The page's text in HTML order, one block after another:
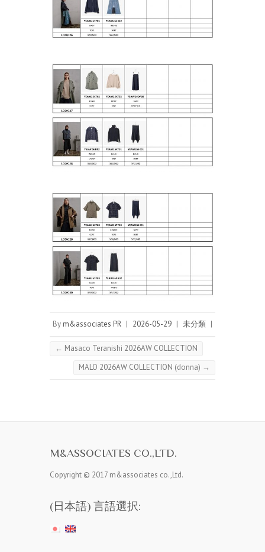
By m&associates PR | 2026-05-29 | 未分類 |
← Masaco Teranishi 2026AW COLLECTION
MALO 2026AW COLLECTION (donna) →
M&ASSOCIATES CO.,LTD.
Copyright © 2017 m&associates co.,Ltd.
(日本語) 言語選択: